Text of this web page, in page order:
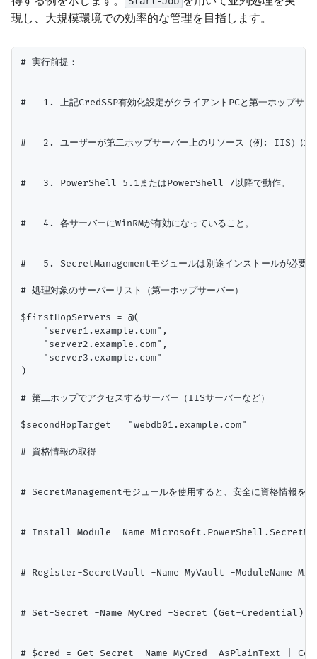
現し、大規模環境での効率的な管理を目指します。
# 実行前提：
#   1. 上記CredSSP有効化設定がクライアントPCと第一ホップサー
#   2. ユーザーが第二ホップサーバー上のリソース（例: IIS）にア
#   3. PowerShell 5.1またはPowerShell 7以降で動作。
#   4. 各サーバーにWinRMが有効になっていること。
#   5. SecretManagementモジュールは別途インストールが
# 処理対象のサーバーリスト（第一ホップサーバー）
$firstHopServers = @(
    "server1.example.com",
    "server2.example.com",
    "server3.example.com"
)
# 第二ホップでアクセスするサーバー（IISサーバーなど）
$secondHopTarget = "webdb01.example.com"
# 資格情報の取得
# SecretManagementモジュールを使用すると、安全に資格情報を管
# Install-Module -Name
# Register-SecretVault -Name MyVault -ModuleName
# Set-Secret -Name MyCred -Secret (Get-Credential)
# $cred = Get-Secret -Name MyCred -AsPlainText |